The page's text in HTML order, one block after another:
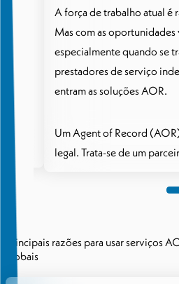
flexível e
vem a
quando se
de serviço
as soluções
é sua linha de
parceiro
intervém
seus
a
fiscais e
em
interno — é o
Enquanto a
as equipes
dificuldades
AOR mantêm
Você gerencia
partes
zero dores de
Principais razões para usar serviços
globais